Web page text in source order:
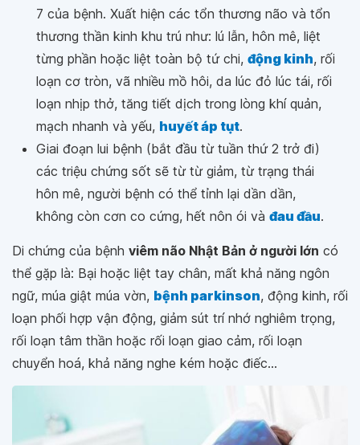
7 của bệnh. Xuất hiện các tổn thương não và tổn
thương thần kinh khu trú như: lú lẫn, hôn mê, liệt
từng phần hoặc liệt toàn bộ tứ chi, động kinh, rối
loạn cơ tròn, vã nhiều mồ hôi, da lúc đỏ lúc tái, rối
loạn nhịp thở, tăng tiết dịch trong lòng khí quản,
mạch nhanh và yếu, huyết áp tụt.
Giai đoạn lui bệnh (bắt đầu từ tuần thứ 2 trở đi)
các triệu chứng sốt sẽ từ từ giảm, từ trạng thái
hôn mê, người bệnh có thể tỉnh lại dần dần,
không còn cơn co cứng, hết nôn ói và đau đầu.
Di chứng của bệnh viêm não Nhật Bản ở người lớn có
thể gặp là: Bại hoặc liệt tay chân, mất khả năng ngôn
ngữ, múa giật múa vờn, bệnh parkinson, động kinh, rối
loạn phối hợp vận động, giảm sút trí nhớ nghiêm trọng,
rối loạn tâm thần hoặc rối loạn giao cảm, rối loạn
chuyển hoá, khả năng nghe kém hoặc điếc...